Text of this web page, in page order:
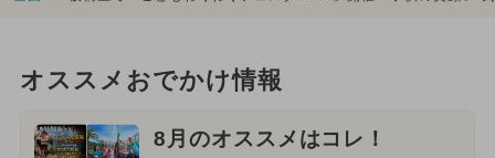
オススメおでかけ情報
8月のオススメはコレ！